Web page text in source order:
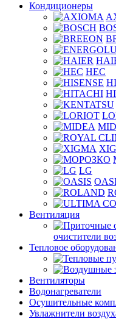
Кондиционеры
HEC
LG
Вентиляция
очистители
Тепловое
Вентиляторы
Водонагреватели
Осушительные
Увлажнители